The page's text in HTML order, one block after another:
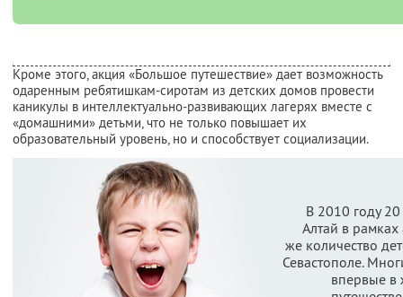
Кроме этого, акция «Большое путешествие» дает возможность
одаренным ребятишкам-сиротам из детских домов провести
каникулы в интеллектуально-развивающих лагерях вместе с
«домашними» детьми, что не только повышает их
образовательный уровень, но и способствует социализации.
В 2010 году
Алтай в
же количество
Севастополе.
впервые